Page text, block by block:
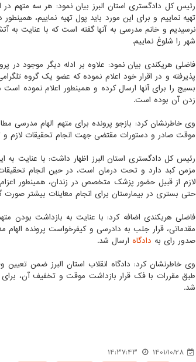
رئیس کل دادگستری استان البرز بیان نمود: هر سه متهم در
تهیه نماییم و برای این مورد باید پول تهیه نماییم،
نرسیدیم و خانم مدرسی به آنها گفته است که با عنایت به
شهر را شلوغ نماییم.
فاضلی هریکندی بیان نمود: علاوه بر ادله دیگر موجود در
پذیرفته و در اقرار خود اعلام نموده که عضو یک گروه
بسیج را برای آنها ارسال کرده و همینطور اعلام نموده
زدن آن بوده است.
وی خاطرنشان کرد: بازجو پرونده برای متهم الهام مدرسی
موقت صادر و دستورات مقتضی جهت انجام تحقیقات لازم و
رئیس کل دادگستری استان البرز اظهار داشت: با عنایت به
مزمن کبد دارد و تحت درمان است، در حین انجام
لازم از قبیل حضور پزشک متخصص در زندان، همینطور
حتی بستری در بیمارستان برای انجام معاینات بیشتر صورت
فاضلی هریکندی اضافه کرد: با عنایت به بازداشت بودن
مقدماتی، قرار جلب به دادرسی و کیفرخواست پرونده
صدور رای به دادگاه ارسال شد.
وی خاطرنشان کرد: دادگاه انقلاب استان البرز ضمن
طبق مقررات با فک قرار بازداشت موقت و تخفیف آن، برای
شد.
1401/10/28
14:37:43